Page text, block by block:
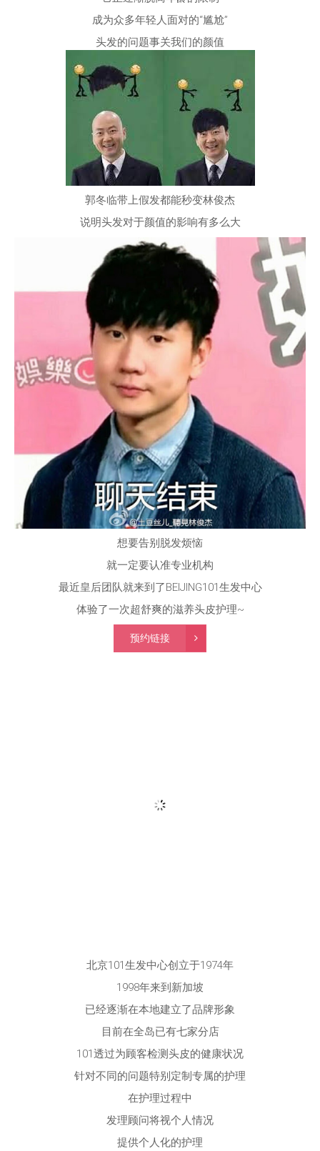
成为众多年轻人面对的“尴尬”
头发的问题事关我们的颜值
郭冬临带上假发都能秒变林俊杰
说明头发对于颜值的影响有多么大
想要告别脱发烦恼
就一定要认准专业机构
最近皇后团队就来到了BEIJING101生发中心
体验了一次超舒爽的滋养头皮护理~
预约链接
在护理过程中
发理顾问将视个人情况
提供个人化的护理